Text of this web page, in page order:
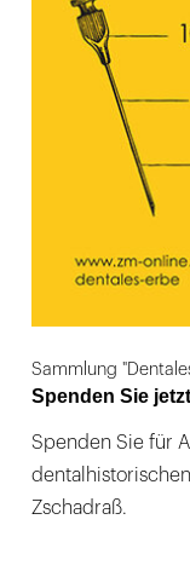
Sammlung
Spenden Sie
Spenden Sie für
Zschadraß.